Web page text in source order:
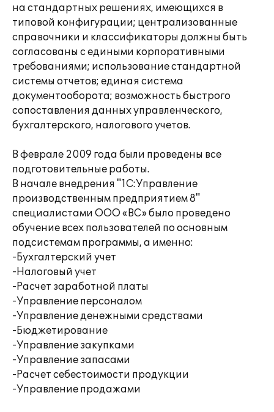
на стандартных решениях, имеющихся в
типовой конфигурации; централизованные
справочники и классификаторы должны быть
согласованы с едиными корпоративными
требованиями; использование стандартной
системы отчетов; единая система
документооборота; возможность быстрого
сопоставления данных управленческого,
бухгалтерского, налогового учетов.
В феврале 2009 года были проведены все
подготовительные работы.
В начале внедрения "1С:Управление
производственным предприятием 8"
специалистами ООО «ВС» было проведено
обучение всех пользователей по основным
подсистемам программы, а именно:
-Бухгалтерский учет
-Налоговый учет
-Расчет заработной платы
-Управление персоналом
-Управление денежными средствами
-Бюджетирование
-Управление закупками
-Управление запасами
-Расчет себестоимости продукции
-Управление продажами